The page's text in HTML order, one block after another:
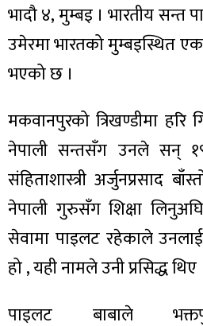
भादौ ४, मुम्बइ । भारतीय सन्त
उमेरमा भारतको मुम्बइस्थित
भएको छ ।
मकवानपुरको त्रिखण्डीमा हरि
नेपाली सन्तसँग उनले सन्
संहिताशास्त्री अर्जुनप्रसाद
नेपाली गुरुसँग शिक्षा
सेवामा पाइलट रहेकाले
हो , यही नामले उनी प्रसिद्ध थिए
पाइलट बाबाले